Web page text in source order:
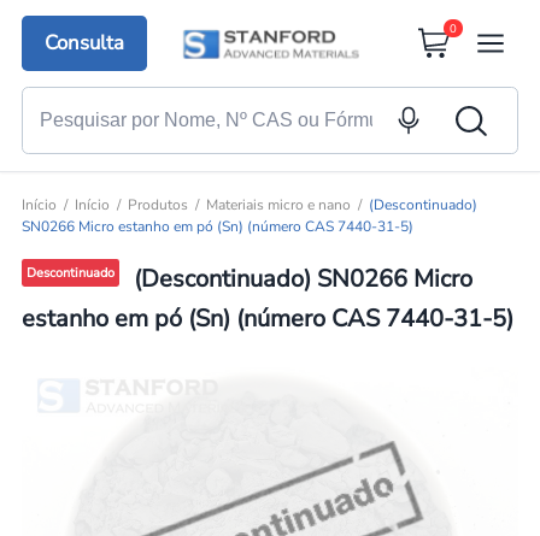
Consulta
0
Início Início Produtos Materiais micro e nano
(Descontinuado)
SN0266 Micro estanho em pó (Sn) (número CAS 7440-31-5)
Descontinuado
(Descontinuado) SN0266 Micro
estanho em pó (Sn) (número CAS 7440-31-5)